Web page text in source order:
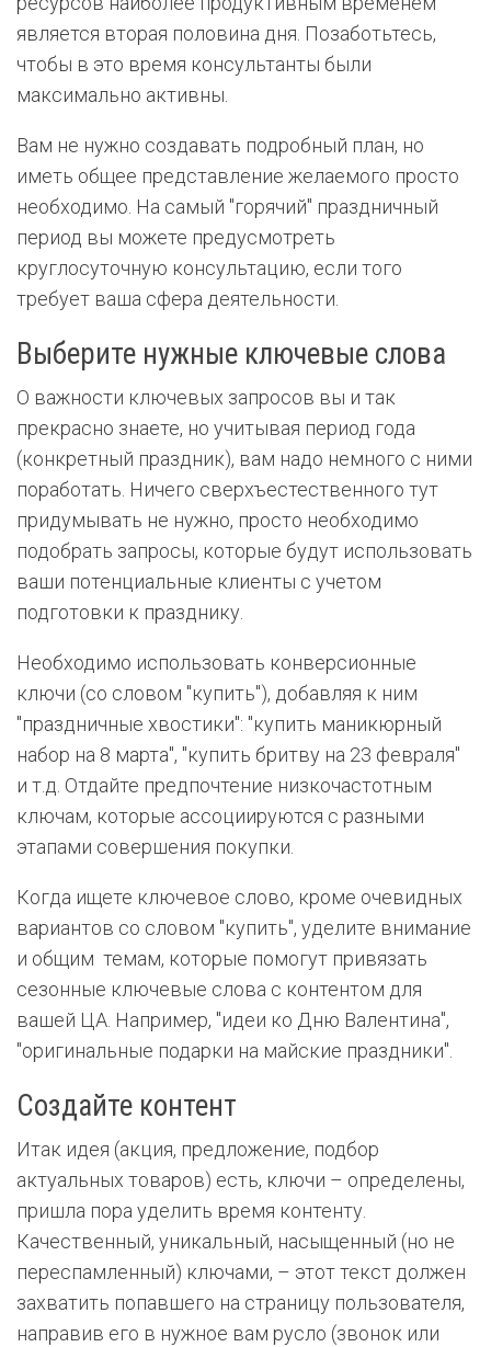
является вторая половина дня. Позаботьтесь,
чтобы в это время консультанты были
максимально активны.
Вам не нужно создавать подробный план, но
иметь общее представление желаемого просто
необходимо. На самый "горячий" праздничный
период вы можете предусмотреть
круглосуточную консультацию, если того
требует ваша сфера деятельности.
Выберите нужные ключевые слова
О важности ключевых запросов вы и так
прекрасно знаете, но учитывая период года
(конкретный праздник), вам надо немного с ними
поработать. Ничего сверхъестественного тут
придумывать не нужно, просто необходимо
подобрать запросы, которые будут использовать
ваши потенциальные клиенты с учетом
подготовки к празднику.
Необходимо использовать конверсионные
ключи (со словом "купить"), добавляя к ним
"праздничные хвостики": "купить маникюрный
набор на 8 марта", "купить бритву на 23 февраля"
и т.д. Отдайте предпочтение низкочастотным
ключам, которые ассоциируются с разными
этапами совершения покупки.
Когда ищете ключевое слово, кроме очевидных
вариантов со словом "купить", уделите внимание
и общим темам, которые помогут привязать
сезонные ключевые слова с контентом для
вашей ЦА. Например, "идеи ко Дню Валентина",
"оригинальные подарки на майские праздники".
Создайте контент
Итак идея (акция, предложение, подбор
актуальных товаров) есть, ключи – определены,
пришла пора уделить время контенту.
Качественный, уникальный, насыщенный (но не
переспамленный) ключами, – этот текст должен
захватить попавшего на страницу пользователя,
направив его в нужное вам русло (звонок или